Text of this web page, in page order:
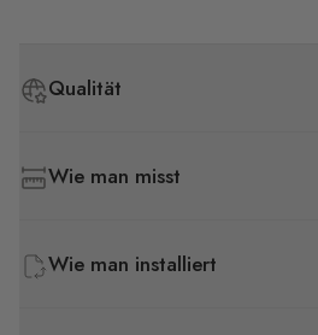
Qualität
Wie man misst
Wie man installiert